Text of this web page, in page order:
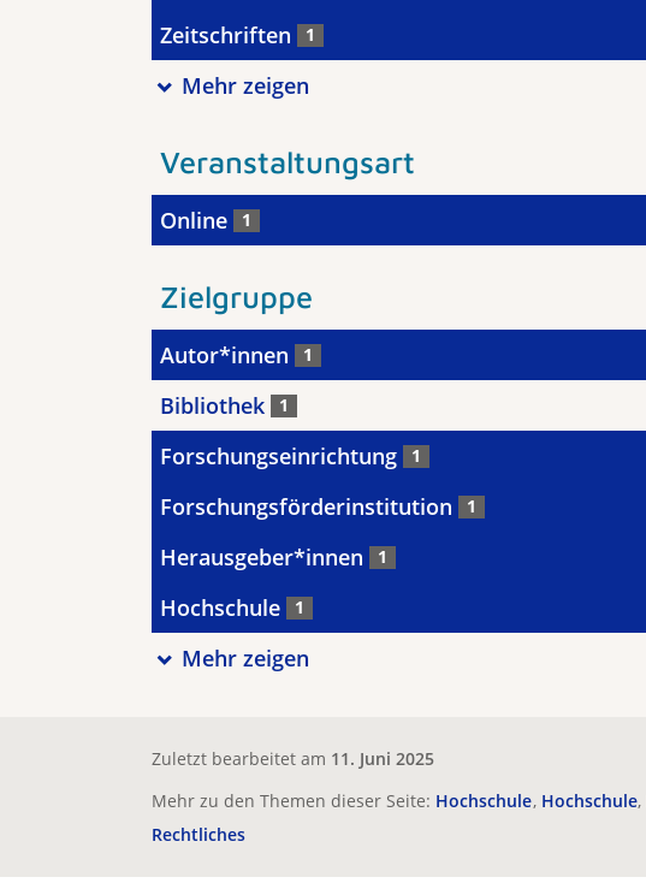
Zeitschriften 1
Mehr zeigen
Veranstaltungsart
Online 1
Zielgruppe
Autor*innen 1
Bibliothek 1
Forschungseinrichtung 1
Forschungsförderinstitution 1
Herausgeber*innen 1
Hochschule 1
Mehr zeigen
Zuletzt bearbeitet am 11. Juni 2025
Mehr zu den Themen dieser Seite: Hochschule Hochschule
Rechtliches